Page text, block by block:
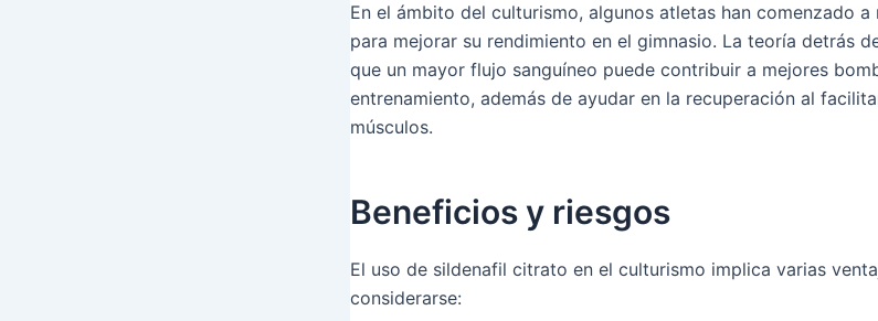
En el ámbito del culturismo, algunos atletas han comenzado
para mejorar su rendimiento en el gimnasio. La teoría detrás
que un mayor flujo sanguíneo puede contribuir a mejores
entrenamiento, además de ayudar en la recuperación al
músculos.
Beneficios y riesgos
El uso de sildenafil citrato en el culturismo implica varias
considerarse: